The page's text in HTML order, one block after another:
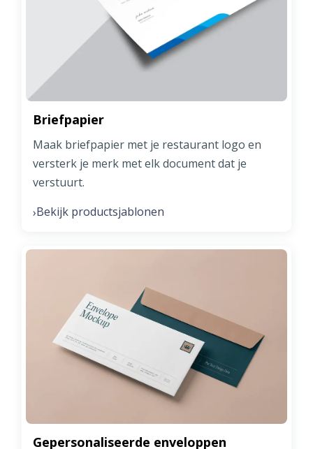
Briefpapier
Maak briefpapier met je restaurant logo en
versterk je merk met elk document dat je
verstuurt.
›Bekijk productsjablonen
Gepersonaliseerde enveloppen